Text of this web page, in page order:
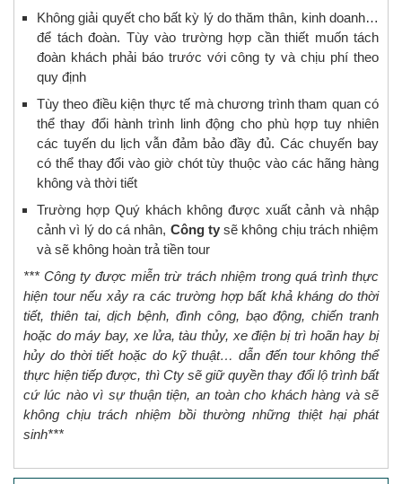
Không giải quyết cho bất kỳ lý do thăm thân, kinh doanh…
để tách đoàn. Tùy vào trường hợp cần thiết muốn tách
đoàn khách phải báo trước với công ty và chịu phí theo
quy định
Tùy theo điều kiện thực tế mà chương trình tham quan có
thể thay đổi hành trình linh động cho phù hợp tuy nhiên
các tuyến du lịch vẫn đảm bảo đầy đủ. Các chuyến bay
có thể thay đổi vào giờ chót tùy thuộc vào các hãng hàng
không và thời tiết
Trường hợp Quý khách không được xuất cảnh và nhập
cảnh vì lý do cá nhân, Công tysẽ không chịu trách nhiệm
và sẽ không hoàn trả tiền tour
*** Công ty được miễn trừ trách nhiệm trong quá trình thực
hiện tour nếu xảy ra các trường hợp bất khả kháng do thời
tiết, thiên tai, dịch bệnh, đình công, bạo động, chiến tranh
hoặc do máy bay, xe lửa, tàu thủy, xe điện bị trì hoãn hay bị
hủy do thời tiết hoặc do kỹ thuật… dẫn đến tour không thể
thực hiện tiếp được, thì Cty sẽ giữ quyền thay đổi lộ trình bất
cứ lúc nào vì sự thuận tiện, an toàn cho khách hàng và sẽ
không chịu trách nhiệm bồi thường những thiệt hại phát
sinh***